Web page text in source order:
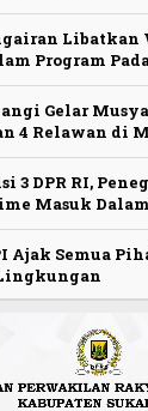
Libatkan
Program
Gelar
4 Relawan di
3 DPR RI,
Masuk Dalam
Ajak Semua